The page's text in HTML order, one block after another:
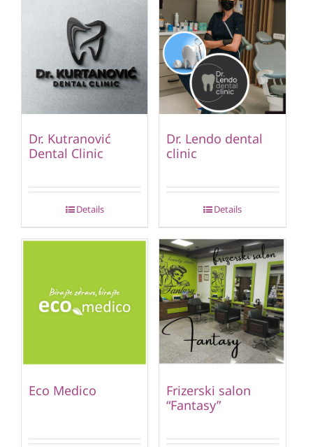
Dr. Kutranović
Dental Clinic
Details
Dr. Lendo dental
clinic
Details
Eco Medico
Frizerski salon
“Fantasy”